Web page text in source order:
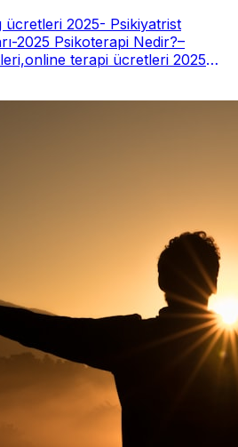
2025- Psikiyatrist
2025 Psikoterapi Nedir?–
terapi ücretleri 2025